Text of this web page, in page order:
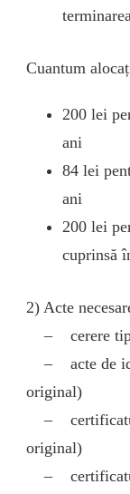
Cuantum
200 lei
ani
84 lei
ani
200 lei
cuprinsă
2) Acte
– cerere
– acte de
original)
– certificatul
original)
– certificatul